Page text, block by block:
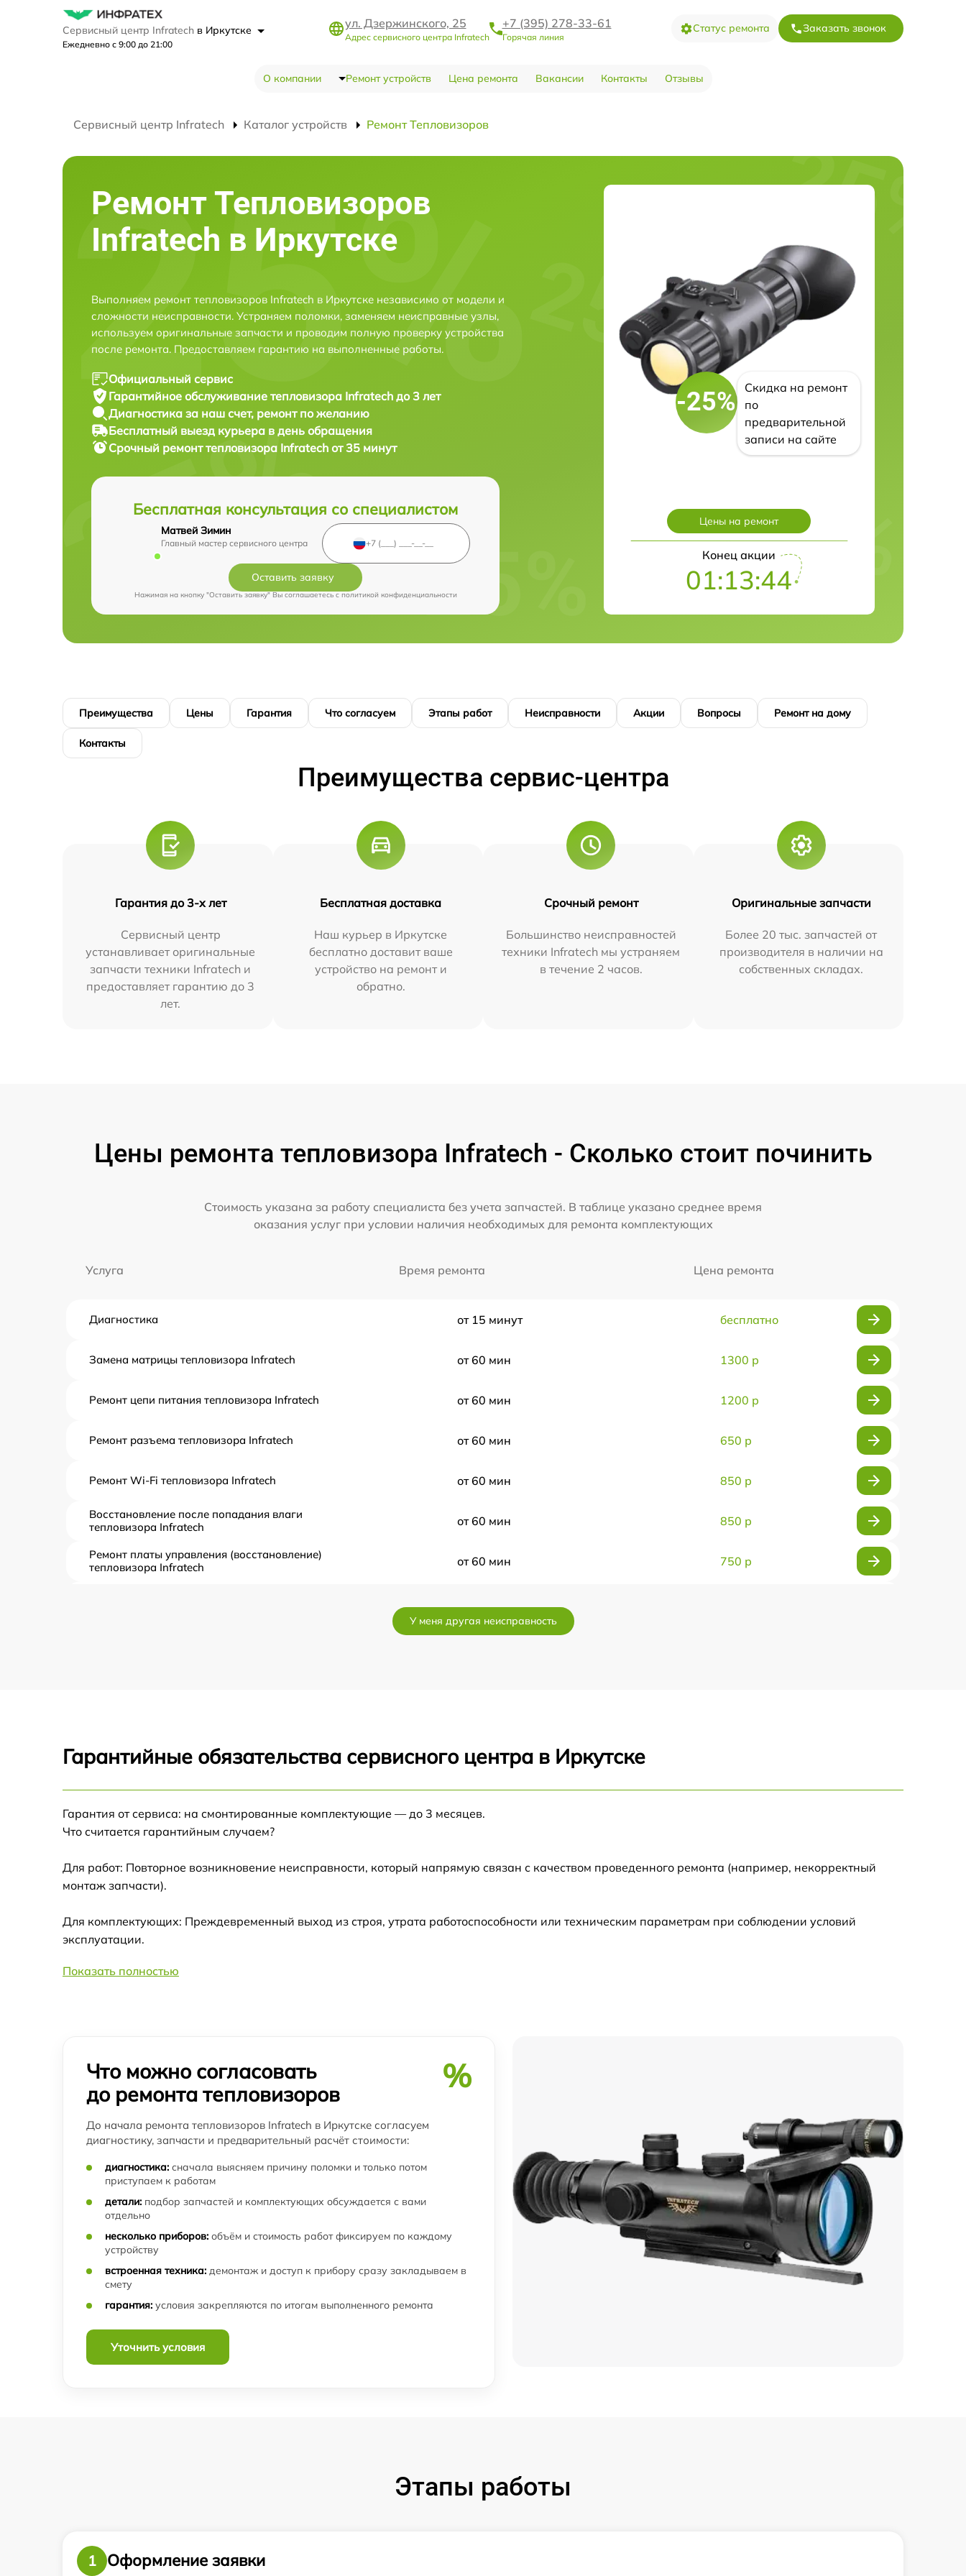
Сервисный центр Infratech в Иркутске
Ежедневно с 9:00 до 21:00
ул. Дзержинского, 25
Адрес сервисного центра Infratech
+7 (395) 278-33-61
Горячая линия
Статус ремонта Заказать звонок
О компании Ремонт устройств Цена ремонта Вакансии Контакты Отзывы
Сервисный центр Infratech Каталог устройств Ремонт Тепловизоров
Ремонт Тепловизоров
Infratech в Иркутске
Выполняем ремонт тепловизоров Infratech в Иркутске независимо от модели и
сложности неисправности. Устраняем поломки, заменяем неисправные узлы,
используем оригинальные запчасти и проводим полную проверку устройства
после ремонта. Предоставляем гарантию на выполненные работы.
Официальный сервис
Гарантийное обслуживание тепловизора Infratech до 3 лет
Диагностика за наш счет, ремонт по желанию
Бесплатный выезд курьера в день обращения
Срочный ремонттепловизора Infratech от 35 минут
Бесплатная консультация со специалистом
Матвей Зимин
Главный мастер сервисного центра
Оставить заявку
Нажимая на кнопку "Оставить заявку" Вы соглашаетесь cполитикой конфиденциальности
-25%
Скидка на ремонт
по
предварительной
записи на сайте
Цены на ремонт
Конец акции
01:13:43
Преимущества Цены Гарантия Что согласуем Этапы работ Неисправности Акции Вопросы Ремонт на дому
Контакты
Преимущества сервис-центра
Гарантия до 3-х лет
Сервисный центр
устанавливает оригинальные
запчасти техники Infratech и
предоставляет гарантию до 3
лет.
Бесплатная доставка
Наш курьер в Иркутске
бесплатно доставит ваше
устройство на ремонт и
обратно.
Срочный ремонт
Большинство неисправностей
техники Infratech мы устраняем
в течение 2 часов.
Оригинальные запчасти
Более 20 тыс. запчастей от
производителя в наличии на
собственных складах.
Цены ремонта тепловизора Infratech - Сколько стоит починить
Стоимость указана за работу специалиста без учета запчастей. В таблице указано среднее время
оказания услуг при условии наличия необходимых для ремонта комплектующих
Услуга Время ремонта Цена ремонта
Диагностика от 15 минут бесплатно
Замена матрицы тепловизора Infratech от 60 мин 1300 р
Ремонт цепи питания тепловизора Infratech от 60 мин 1200 р
Ремонт разъема тепловизора Infratech от 60 мин 650 р
Ремонт Wi-Fi тепловизора Infratech от 60 мин 850 р
Восстановление после попадания влаги
тепловизора Infratech
от 60 мин 850 р
Ремонт платы управления (восстановление)
тепловизора Infratech
от 60 мин 750 р
Замена процессора тепловизора Infratech от 60 мин
Замена ключей управления тепловизора
Замена микросхемы усилителя тепловизора
Infratech
Замена микросхемы логики тепловизора
Infratech
от 60 мин 450 р
устройств тепловизора Infratech
Ремонт оптики тепловизора Infratech от 60 мин
Восстановление питания тепловизора
Infratech
850 р
Замена CORE тепловизора Infratech 1100 р
Ремонт контроллеров тепловизора Infratech 650 р
Ремонт электронно-лучевой трубки
тепловизора Infratech
1200 р
Замена объективов с улучшением
характеристик тепловизора Infratech
Infratech
Ремонт капиллярной трубки тепловизора
У меня другая неисправность
Гарантийные обязательства сервисного центра в Иркутске
Гарантия от сервиса: на смонтированные комплектующие — до 3 месяцев.
Что считается гарантийным случаем?
Для работ: Повторное возникновение неисправности, который напрямую связан с качеством проведенного ремонта (например, некорректный
монтаж запчасти).
Для комплектующих: Преждевременный выход из строя, утрата работоспособности или техническим параметрам при соблюдении условий
эксплуатации.
Показать полностью
Что можно согласовать
до ремонта тепловизоров
%
До начала ремонта тепловизоров Infratech в Иркутске согласуем
диагностику, запчасти и предварительный расчёт стоимости:
диагностика: сначала выясняем причину поломки и только потом
приступаем к работам
детали: подбор запчастей и комплектующих обсуждается с вами
отдельно
несколько приборов: объём и стоимость работ фиксируем по каждому
устройству
встроенная техника: демонтаж и доступ к прибору сразу закладываем в
смету
гарантия: условия закрепляются по итогам выполненного ремонта
Уточнить условия
Этапы работы
1 Оформление заявки